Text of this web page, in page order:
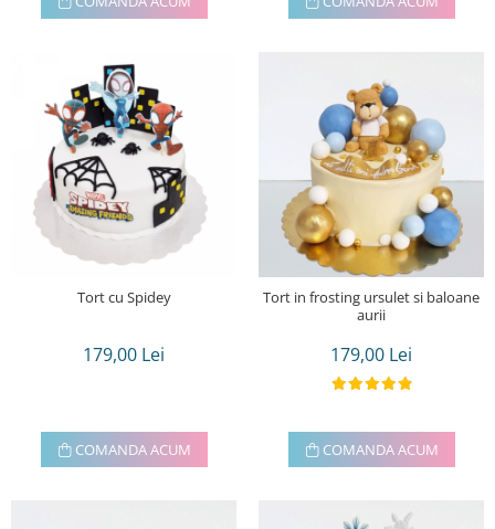
Tort cu Spidey
179,00 Lei
COMANDA ACUM
Tort in frosting ursulet si baloane
aurii
179,00 Lei
COMANDA ACUM